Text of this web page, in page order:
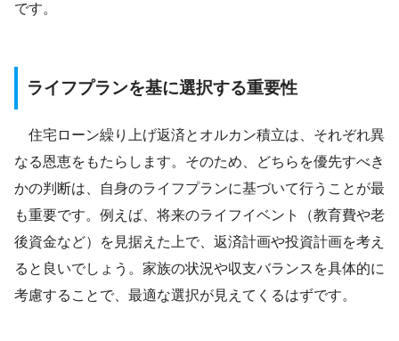
です。
ライフプランを基に選択する重要性
住宅ローン繰り上げ返済とオルカン積立は、それぞれ異
なる恩恵をもたらします。そのため、どちらを優先すべき
かの判断は、自身のライフプランに基づいて行うことが最
も重要です。例えば、将来のライフイベント（教育費や老
後資金など）を見据えた上で、返済計画や投資計画を考え
ると良いでしょう。家族の状況や収支バランスを具体的に
考慮することで、最適な選択が見えてくるはずです。